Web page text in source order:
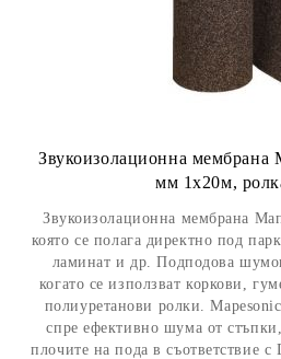
Звукоизолационна мембрана
мм 1х20м,
Звукоизолационна мембрана
която се полага директно под
ламинат и др. Подподова
когато се използват коркови,
полиуретанови ролки.
спре ефективно шума от
плочите на пода в съответствие